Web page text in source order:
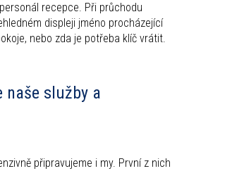
recepce. Při průchodu
displeji jméno procházející
nebo zda je potřeba klíč vrátit.
služby a
připravujeme i my. První z nich